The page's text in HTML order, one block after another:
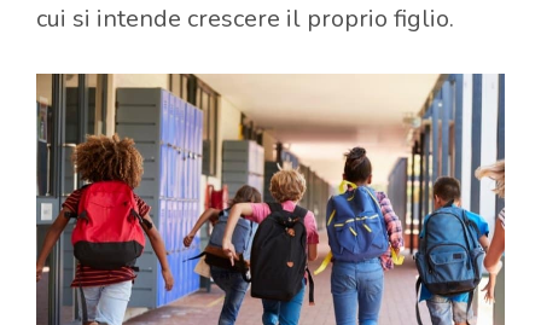
cui si intende crescere il proprio figlio.